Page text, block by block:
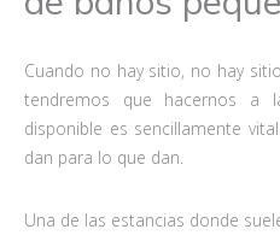
Cuando no hay sitio, no hay
tendremos que hacernos a
disponible es sencillamente
dan para lo que dan.
Una de las estancias donde